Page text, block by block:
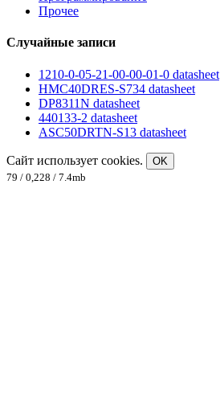
Прочее
Случайные записи
1210-0-05-21-00-00-01-0 datasheet
HMC40DRES-S734 datasheet
DP8311N datasheet
440133-2 datasheet
ASC50DRTN-S13 datasheet
Сайт использует cookies.
OK
79 / 0,228 / 7.4mb